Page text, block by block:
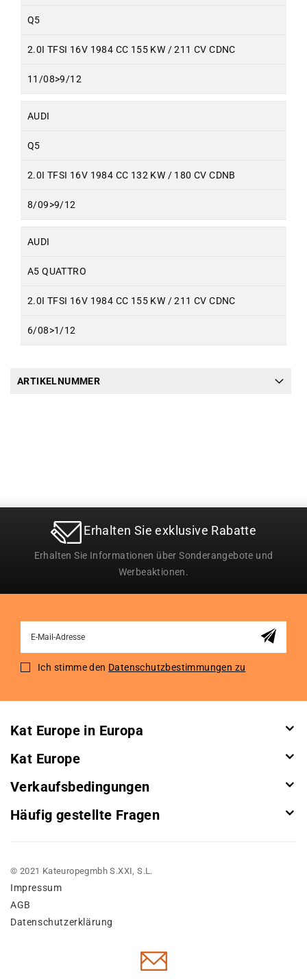
Q5
2.0I TFSI 16V 1984 CC 155 KW / 211 CV CDNC
11/08>9/12
AUDI
Q5
2.0I TFSI 16V 1984 CC 132 KW / 180 CV CDNB
8/09>9/12
AUDI
A5 QUATTRO
2.0I TFSI 16V 1984 CC 155 KW / 211 CV CDNC
6/08>1/12
ARTIKELNUMMER
Erhalten Sie exklusive Rabatte
Erhalten Sie Informationen über Sonderangebote und
Werbeaktionen.
for
Ich stimme den Datenschutzbestimmungen zu
Kat Europe in Europa
Kat Europe
Verkaufsbedingungen
Häufig gestellte Fragen
© 2021 Kateuropegmbh S.XXI, S.L.
Impressum
AGB
Datenschutzerklärung